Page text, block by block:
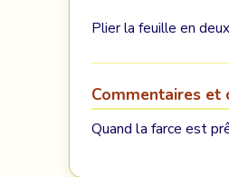
Plier la feuille en
Commentaires et
Quand la farce est